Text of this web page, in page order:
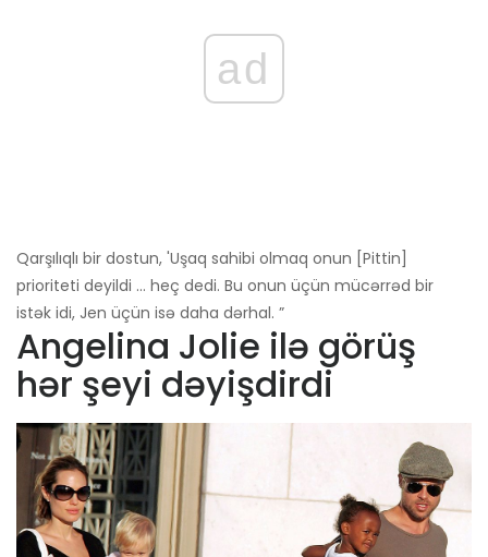
ad
Qarşılıqlı bir dostun, 'Uşaq sahibi olmaq onun [Pittin]
prioriteti deyildi ... heç dedi. Bu onun üçün mücərrəd bir
istək idi, Jen üçün isə daha dərhal. ”
Angelina Jolie ilə görüş
hər şeyi dəyişdirdi